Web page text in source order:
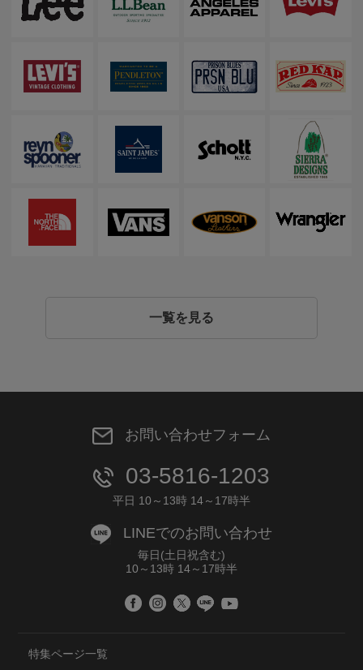
一覧を見る
お問い合わせフォーム
03-5816-1203
平日 10～13時 14～17時半
LINEでのお問い合わせ
毎日(土日祝含む)
10～13時 14～17時半
特集ページ一覧